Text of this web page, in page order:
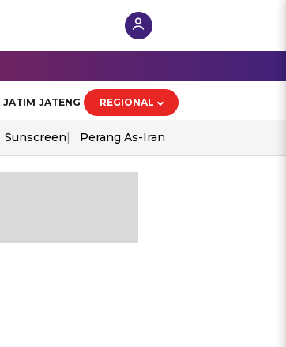
JATIM JATENG REGIONAL
Sunscreen Perang As-Iran